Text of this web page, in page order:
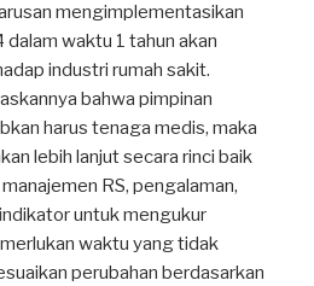
mengimplementasikan
waktu 1 tahun akan
industri rumah sakit.
bahwa pimpinan
harus tenaga medis, maka
lebih lanjut secara rinci baik
RS, pengalaman,
untuk mengukur
waktu yang tidak
perubahan berdasarkan